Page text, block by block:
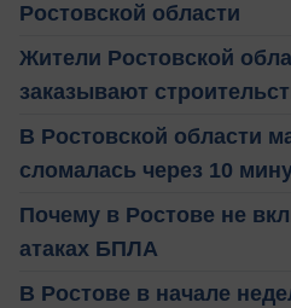
Ростовской области
Жители Ростовской
заказывают
В Ростовской области
сломалась через 10
Почему в Ростове не
атаках БПЛА
В Ростове в начале